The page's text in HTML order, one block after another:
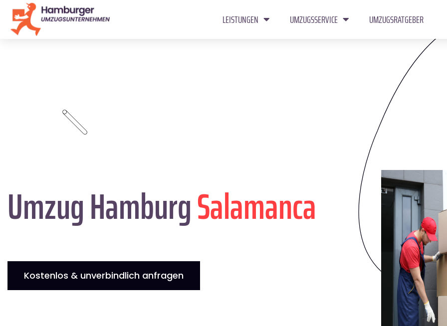
LEISTUNGEN UMZUGSSERVICE UMZUGSRATGEBER
Umzug HamburgSalamanca
Kostenlos & unverbindlich anfragen